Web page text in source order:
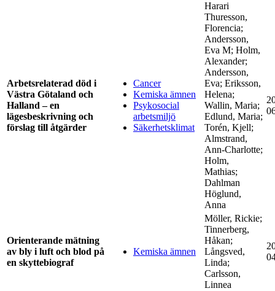
Arbetsrelaterad död i
Västra Götaland och
Halland – en
lägesbeskrivning och
förslag till åtgärder
Cancer
Kemiska ämnen
Psykosocial
arbetsmiljö
Säkerhetsklimat
Harari
Thuresson,
Florencia;
Andersson,
Eva M; Holm,
Alexander;
Andersson,
Eva; Eriksson,
Helena;
Wallin, Maria;
Edlund, Maria;
Torén, Kjell;
Almstrand,
Ann-Charlotte;
Holm,
Mathias;
Dahlman
Höglund,
Anna
Orienterande mätning
av bly i luft och blod på
en skyttebiograf
Kemiska ämnen
Möller, Rickie;
Tinnerberg,
Håkan;
Långsved,
Linda;
Carlsson,
Linnea